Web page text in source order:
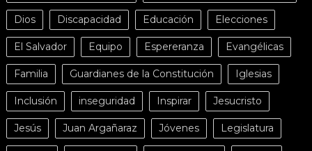
Dios Discapacidad Educación Elecciones
El Salvador Equipo Espereranza Evangélicas
Familia Guardianes de la Constitución Iglesias
Inclusión inseguridad Inspirar Jesucristo
Jesús Juan Argañaraz Jóvenes Legislatura